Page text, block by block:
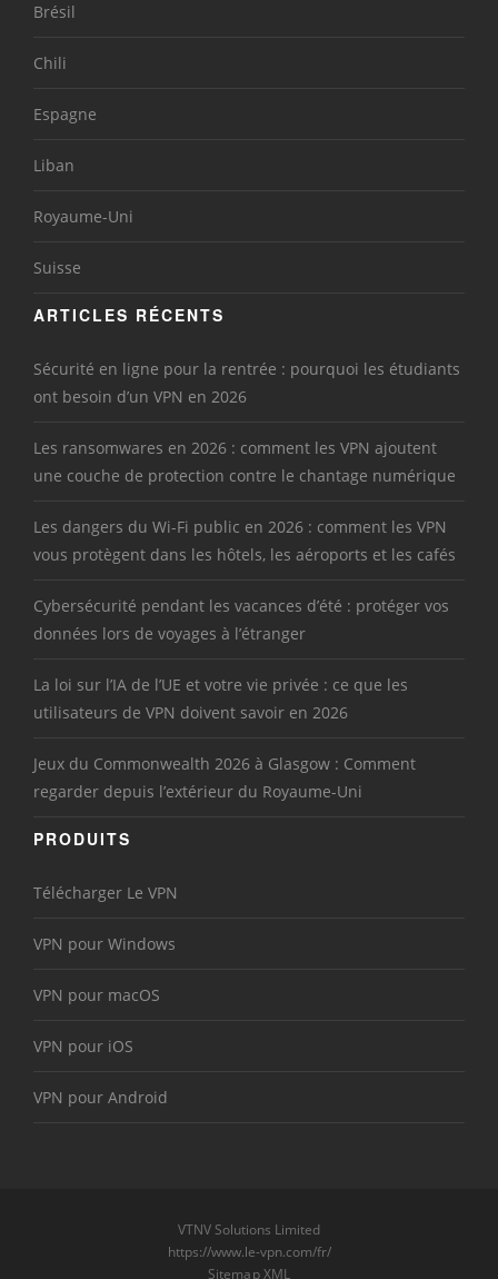
Brésil
Chili
Espagne
Liban
Royaume-Uni
Suisse
ARTICLES RÉCENTS
Sécurité en ligne pour la rentrée : pourquoi les étudiants
ont besoin d’un VPN en 2026
Les ransomwares en 2026 : comment les VPN ajoutent
une couche de protection contre le chantage numérique
Les dangers du Wi-Fi public en 2026 : comment les VPN
vous protègent dans les hôtels, les aéroports et les cafés
Cybersécurité pendant les vacances d’été : protéger vos
données lors de voyages à l’étranger
La loi sur l’IA de l’UE et votre vie privée : ce que les
utilisateurs de VPN doivent savoir en 2026
Jeux du Commonwealth 2026 à Glasgow : Comment
regarder depuis l’extérieur du Royaume-Uni
PRODUITS
Télécharger Le VPN
VPN pour Windows
VPN pour macOS
VPN pour iOS
VPN pour Android
VTNV Solutions Limited
https://www.le-vpn.com/fr/
Sitemap XML